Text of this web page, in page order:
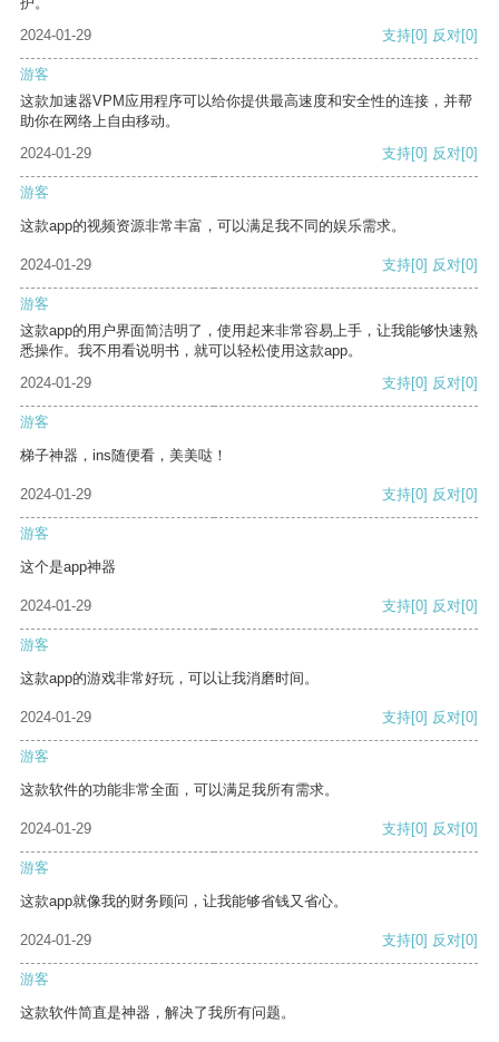
2024-01-29
支持[0] 反对[0]
游客
这款加速器VPM应用程序可以给你提供最高速度和安全性的连接，并帮
助你在网络上自由移动。
2024-01-29
支持[0] 反对[0]
游客
这款app的视频资源非常丰富，可以满足我不同的娱乐需求。
2024-01-29 支持[0] 反对[0]
游客
这款app的用户界面简洁明了，使用起来非常容易上手，让我能够快速熟
悉操作。我不用看说明书，就可以轻松使用这款app。
2024-01-29
支持[0] 反对[0]
游客
梯子神器，ins随便看，美美哒！
2024-01-29 支持[0] 反对[0]
游客
这个是app神器
2024-01-29 支持[0] 反对[0]
游客
这款app的游戏非常好玩，可以让我消磨时间。
2024-01-29 支持[0] 反对[0]
游客
这款软件的功能非常全面，可以满足我所有需求。
2024-01-29 支持[0] 反对[0]
游客
这款app就像我的财务顾问，让我能够省钱又省心。
2024-01-29 支持[0] 反对[0]
游客
这款软件简直是神器，解决了我所有问题。